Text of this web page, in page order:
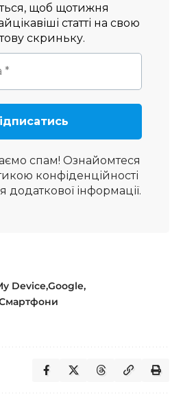
щоб щотижня
статті на свою
скриньку.
спам! Ознайомтеся
конфіденційності
інформації.
DeviceGoogle